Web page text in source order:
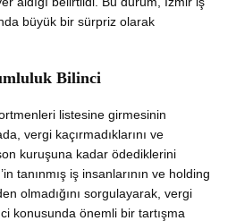
büyük bir sürpriz olarak
Bilinci
listesine girmesinin
vergi kaçırmadıklarını ve
kuruşuna kadar ödediklerini
tanınmış iş insanlarının ve holding
olmadığını sorgulayarak, vergi
konusunda önemli bir tartışma